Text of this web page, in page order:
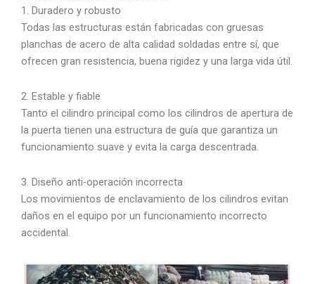
1. Duradero y robusto
Todas las estructuras están fabricadas con gruesas
planchas de acero de alta calidad soldadas entre sí, que
ofrecen gran resistencia, buena rigidez y una larga vida útil.
2. Estable y fiable
Tanto el cilindro principal como los cilindros de apertura de
la puerta tienen una estructura de guía que garantiza un
funcionamiento suave y evita la carga descentrada.
3. Diseño anti-operación incorrecta
Los movimientos de enclavamiento de los cilindros evitan
daños en el equipo por un funcionamiento incorrecto
accidental.